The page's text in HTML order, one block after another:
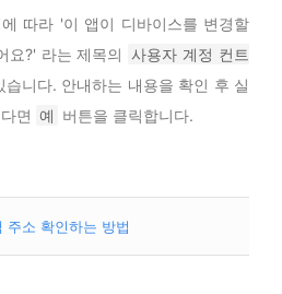
따라 '이 앱이 디바이스를 변경할
요?' 라는 제목의
사용자 계정 컨트
니다. 안내하는 내용을 확인 후 실
면 예 버튼을 클릭합니다.
소 확인하는 방법